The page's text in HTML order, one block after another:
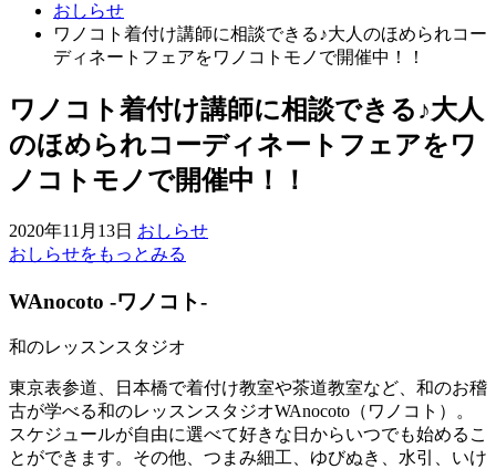
おしらせ
ワノコト着付け講師に相談できる♪大人のほめられコー
ディネートフェアをワノコトモノで開催中！！
ワノコト着付け講師に相談できる♪大人
のほめられコーディネートフェアをワ
ノコトモノで開催中！！
2020年11月13日 おしらせ
おしらせをもっとみる
WAnocoto -ワノコト-
和のレッスンスタジオ
東京表参道、日本橋で着付け教室や茶道教室など、和のお稽
古が学べる和のレッスンスタジオWAnocoto（ワノコト）。
スケジュールが自由に選べて好きな日からいつでも始めるこ
とができます。その他、つまみ細工、ゆびぬき、水引、いけ